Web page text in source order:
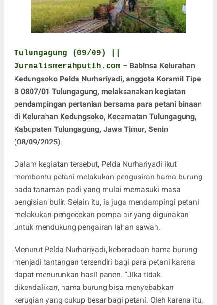
Tulungagung (09/09) ||
Jurnalismerahputih.com – Babinsa Kelurahan
Kedungsoko Pelda Nurhariyadi, anggota Koramil Tipe
B 0807/01 Tulungagung, melaksanakan kegiatan
pendampingan pertanian bersama para petani binaan
di Kelurahan Kedungsoko, Kecamatan Tulungagung,
Kabupaten Tulungagung, Jawa Timur, Senin
(08/09/2025).
Dalam kegiatan tersebut, Pelda Nurhariyadi ikut
membantu petani melakukan pengusiran hama burung
pada tanaman padi yang mulai memasuki masa
pengisian bulir. Selain itu, ia juga mendampingi petani
melakukan pengecekan pompa air yang digunakan
untuk mendukung pengairan lahan sawah.
Menurut Pelda Nurhariyadi, keberadaan hama burung
menjadi tantangan tersendiri bagi para petani karena
dapat menurunkan hasil panen. “Jika tidak
dikendalikan, hama burung bisa menyebabkan
kerugian yang cukup besar bagi petani. Oleh karena itu,